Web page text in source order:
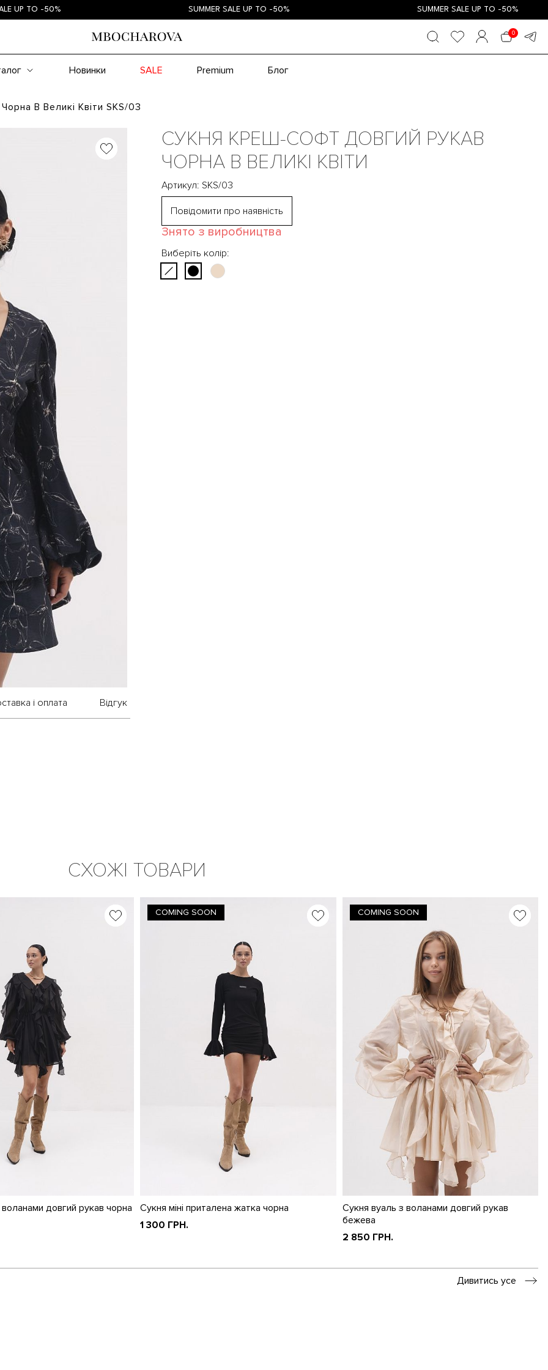
TO -50% SUMMER SALE UP TO -50% SUMMER SALE UP TO -50%
0
Новинки SALE Premium Блог
В Великі Квіти SKS/03
і оплата Відгук
СУКНЯ КРЕШ-СОФТ ДОВГИЙ РУКАВ
ЧОРНА В ВЕЛИКІ КВІТИ
Артикул: SKS/03
Повідомити про наявність
Знято з виробництва
Виберіть колір:
СХОЖІ ТОВАРИ
довгий рукав чорна
COMING SOON
Сукня міні приталена жатка чорна
1 300 ГРН.
COMING SOON
Сукня вуаль з воланами довгий рукав
бежева
2 850 ГРН.
Дивитись усе